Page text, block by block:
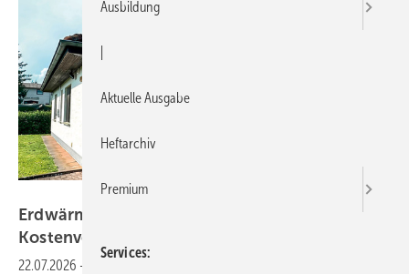
Bild: SBZ / Drogatz-Krämer
Erdwärmepu mpen bieten im Bestand klare
Kostenvorteile
22.07.2026 -
Ausbildung
Aktuelle Ausgabe
Heftarchiv
Premium
Services